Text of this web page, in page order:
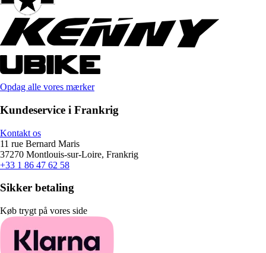
Opdag alle vores mærker
Kundeservice i Frankrig
Kontakt os
11 rue Bernard Maris
37270 Montlouis-sur-Loire, Frankrig
+33 1 86 47 62 58
Sikker betaling
Køb trygt på vores side